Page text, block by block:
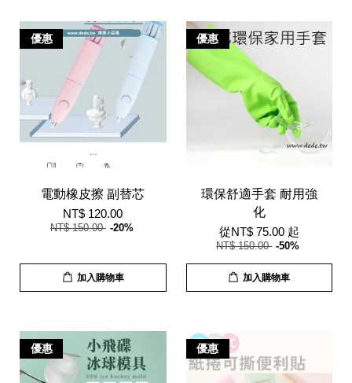
優惠
電動橡皮擦 副替芯
NT$ 120.00
NT$ 150.00 -20%
加入購物車
優惠
環保舒適手套 耐用強
化
從NT$ 75.00 起
NT$ 150.00 -50%
加入購物車
優惠 優惠